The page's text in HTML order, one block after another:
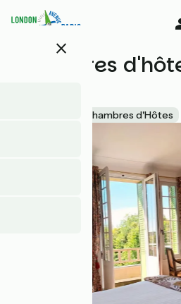
au
close
Chambres
Chambres d'Hôtes